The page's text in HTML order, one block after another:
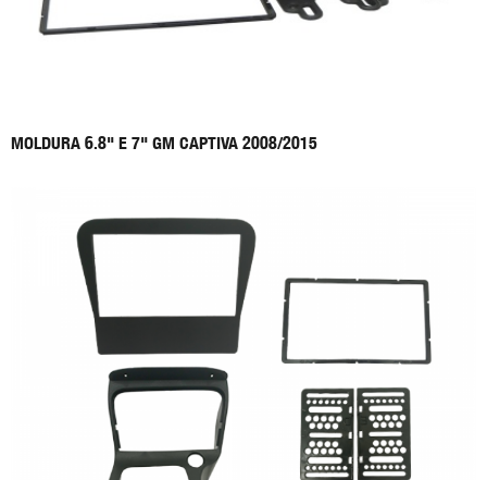
MOLDURA 6.8" E 7" GM CAPTIVA 2008/2015